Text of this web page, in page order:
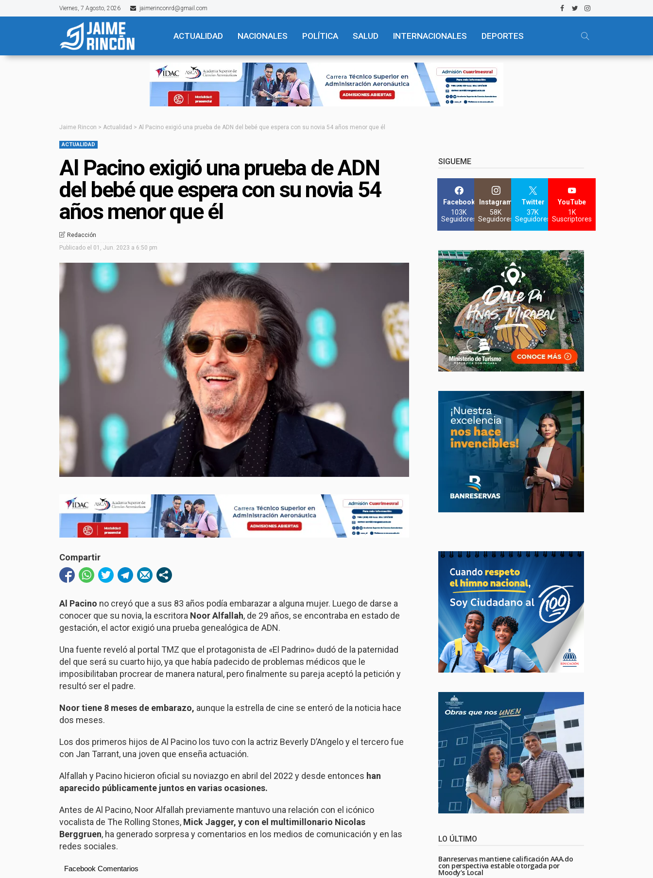
Viernes, 7 Agosto, 2026 jaimerinconrd@gmail.com
ACTUALIDAD NACIONALES POLÍTICA SALUD INTERNACIONALES DEPORTES
Jaime Rincon > Actualidad > Al Pacino exigió una prueba de ADN del bebé que espera con su novia 54 años menor que él
ACTUALIDAD
Al Pacino exigió una prueba de ADN
del bebé que espera con su novia 54
años menor que él
Redacción
Publicado el 01, Jun. 2023 a 6:50 pm
Compartir
Al Pacino no creyó que a sus 83 años podía embarazar a alguna mujer. Luego de darse a
conocer que su novia, la escritora Noor Alfallah, de 29 años, se encontraba en estado de
gestación, el actor exigió una prueba genealógica de ADN.
Una fuente reveló al portal TMZ que el protagonista de «El Padrino» dudó de la paternidad
del que será su cuarto hijo, ya que había padecido de problemas médicos que le
imposibilitaban procrear de manera natural, pero finalmente su pareja aceptó la petición y
resultó ser el padre.
Noor tiene 8 meses de embarazo, aunque la estrella de cine se enteró de la noticia hace
dos meses.
Los dos primeros hijos de Al Pacino los tuvo con la actriz Beverly D’Angelo y el tercero fue
con Jan Tarrant, una joven que enseña actuación.
Alfallah y Pacino hicieron oficial su noviazgo en abril del 2022 y desde entonces han
aparecido públicamente juntos en varias ocasiones.
Antes de Al Pacino, Noor Alfallah previamente mantuvo una relación con el icónico
vocalista de The Rolling Stones, Mick Jagger, y con el multimillonario Nicolas
Berggruen, ha generado sorpresa y comentarios en los medios de comunicación y en las
redes sociales.
Facebook Comentarios
SIGUEME
Facebook
103K
Seguidores
Instagram
58K
Seguidores
Twitter
37K
Seguidores
YouTube
1K
Suscriptores
LO ÚLTIMO
Banreservas mantiene calificación AAA.do
con perspectiva estable otorgada por
Moody’s Local